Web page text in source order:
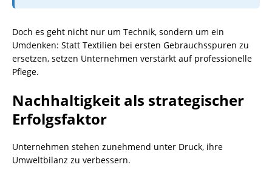
Doch es geht nicht nur um Technik, sondern um ein
Umdenken: Statt Textilien bei ersten Gebrauchsspuren zu
ersetzen, setzen Unternehmen verstärkt auf professionelle
Pflege.
Nachhaltigkeit als strategischer
Erfolgsfaktor
Unternehmen stehen zunehmend unter Druck, ihre
Umweltbilanz zu verbessern.